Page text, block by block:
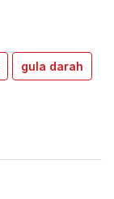
gula darah